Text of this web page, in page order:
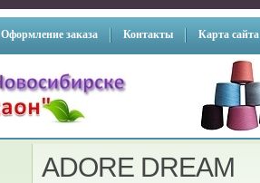
Оформление заказа Контакты Карта сайта
ADORE DREAM